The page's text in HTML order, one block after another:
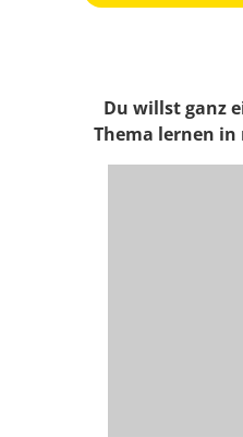
Du willst ganz
Thema lernen in